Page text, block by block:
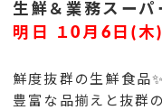
生鮮＆業務スー
明日 １0月6日(木)
鮮度抜群の生鮮食品✨
豊富な品揃えと抜群